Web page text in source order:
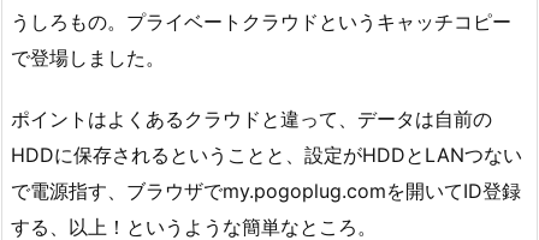
うしろもの。プライベートクラウドというキャッチコピー
で登場しました。
ポイントはよくあるクラウドと違って、データは自前の
HDDに保存されるということと、設定がHDDとLANつない
で電源指す、ブラウザでmy.pogoplug.comを開いてID登録
する、以上！というような簡単なところ。